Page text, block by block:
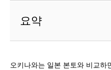
요약
오키나와는 일본 본토와 비교하